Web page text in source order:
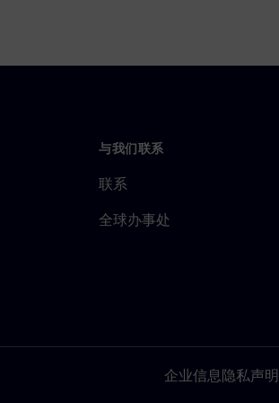
与我们联系
联系
全球办事处
企业信息隐私声明